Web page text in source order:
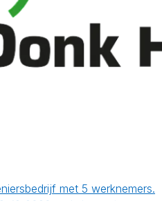
met 5 werknemers.